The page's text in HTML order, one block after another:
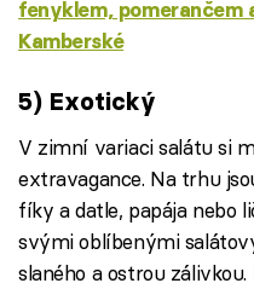
fenyklem, pomerančem
Kamberské
5) Exotický
V zimní variaci salátu si
extravagance. Na trhu
fíky a datle, papája nebo
svými oblíbenými
slaného a ostrou